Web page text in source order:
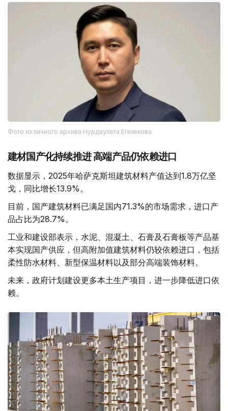
Фото из личного архива Нурдаулета Егизекова
建材国产化持续推进 高端产品仍依赖进口
数据显示，2025年哈萨克斯坦建筑材料产值达到1.8万亿坚
戈，同比增长13.9%。
目前，国产建筑材料已满足国内71.3%的市场需求，进口产
品占比为28.7%。
工业和建设部表示，水泥、混凝土、石膏及石膏板等产品基
本实现国产供应，但高附加值建筑材料仍较依赖进口，包括
柔性防水材料、新型保温材料以及部分高端装饰材料。
未来，政府计划建设更多本土生产项目，进一步降低进口依
赖。